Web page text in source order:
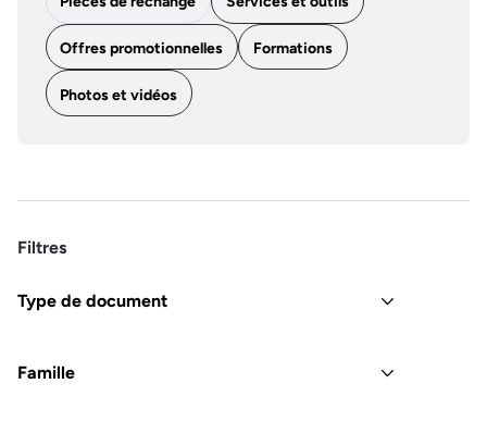
Offres promotionnelles Formations
Photos et vidéos
Filtres
Type de document
Famille